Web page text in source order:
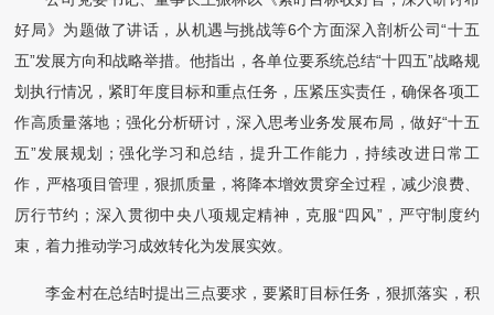
好局》为题做了讲话，从机遇与挑战等6个方面深入剖析公司“十五
五”发展方向和战略举措。他指出，各单位要系统总结“十四五”战略规
划执行情况，紧盯年度目标和重点任务，压紧压实责任，确保各项工
作高质量落地；强化分析研讨，深入思考业务发展布局，做好“十五
五”发展规划；强化学习和总结，提升工作能力，持续改进日常工
作，严格项目管理，狠抓质量，将降本增效贯穿全过程，减少浪费、
厉行节约；深入贯彻中央八项规定精神，克服“四风”，严守制度约
束，着力推动学习成效转化为发展实效。
李金村在总结时提出三点要求，要紧盯目标任务，狠抓落实，积